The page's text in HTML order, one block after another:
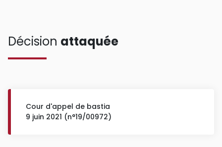
Décision attaquée
Cour d'appel de bastia
9 juin 2021 (n°19/00972)